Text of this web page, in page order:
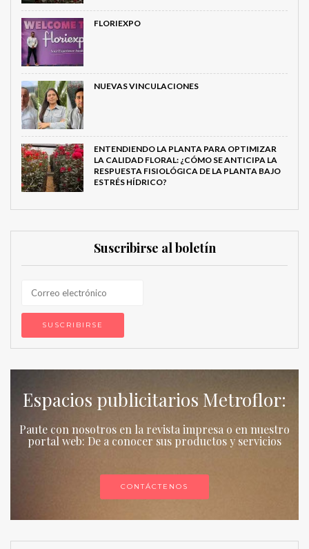
FLORIEXPO
NUEVAS VINCULACIONES
ENTENDIENDO LA PLANTA PARA OPTIMIZAR
LA CALIDAD FLORAL: ¿CÓMO SE ANTICIPA LA
RESPUESTA FISIOLÓGICA DE LA PLANTA BAJO
ESTRÉS HÍDRICO?
Suscribirse al boletín
Espacios publicitarios Metroflor:
Paute con nosotros en la revista impresa o en nuestro
portal web: De a conocer sus productos y servicios
CONTÁCTENOS